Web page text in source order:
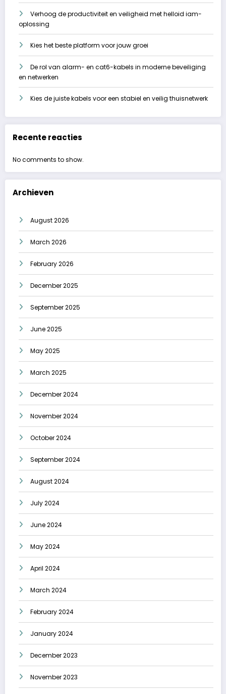
Verhoog de productiviteit en veiligheid met helloid iam-
oplossing
Kies het beste platform voor jouw groei
De rol van alarm- en cat6-kabels in moderne beveiliging
en netwerken
Kies de juiste kabels voor een stabiel en veilig thuisnetwerk
Recente reacties
No comments to show.
Archieven
August 2026
March 2026
February 2026
December 2025
September 2025
June 2025
May 2025
March 2025
December 2024
November 2024
October 2024
September 2024
August 2024
July 2024
June 2024
May 2024
April 2024
March 2024
February 2024
January 2024
December 2023
November 2023